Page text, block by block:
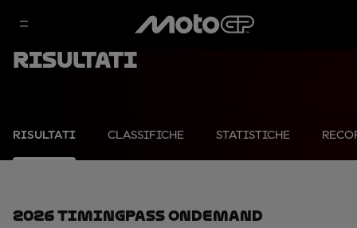
Risultati
RISULTATI CLASSIFICHE STATISTICHE
2026 TimingPass OnDemand